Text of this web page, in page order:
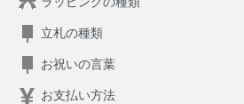
立札の種類
お祝いの言葉
お支払い方法